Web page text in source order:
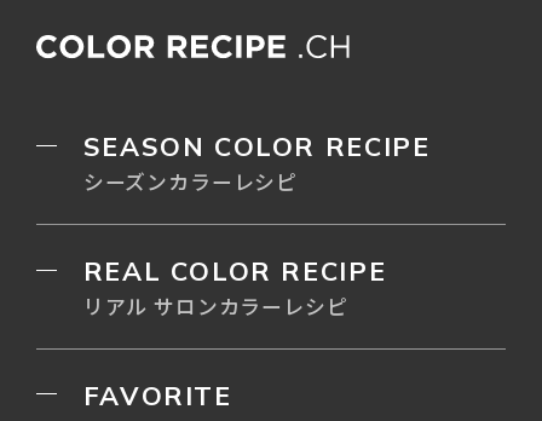
SEASON COLOR RECIPE
シーズンカラーレシピ
REAL COLOR RECIPE
リアル サロンカラーレシピ
FAVORITE